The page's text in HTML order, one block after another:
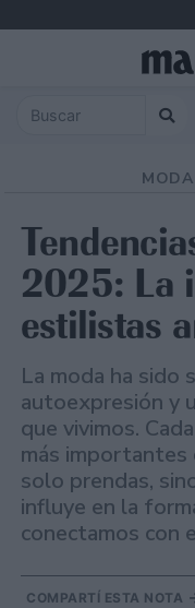
2025: La
estilistas
La moda ha sido
autoexpresión y
que vivimos.
más
solo prendas,
influye en la
conectamos con
COMPARTÍ ESTA NOTA